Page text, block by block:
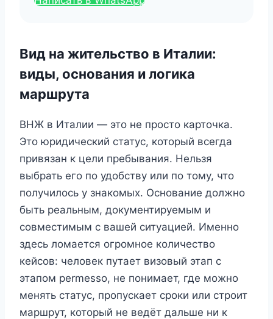
Вид на жительство в Италии:
виды, основания и логика
маршрута
ВНЖ в Италии — это не просто карточка.
Это юридический статус, который всегда
привязан к цели пребывания. Нельзя
выбрать его по удобству или по тому, что
получилось у знакомых. Основание должно
быть реальным, документируемым и
совместимым с вашей ситуацией. Именно
здесь ломается огромное количество
кейсов: человек путает визовый этап с
этапом permesso, не понимает, где можно
менять статус, пропускает сроки или строит
маршрут, который не ведёт дальше ни к